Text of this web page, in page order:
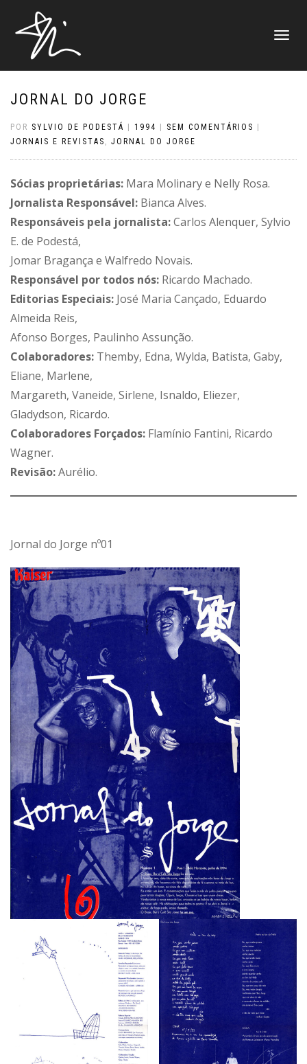
ALTERNAR
JORNAL DO JORGE
POR SYLVIO DE PODESTÁ 1994 SEM COMENTÁRIOS
JORNAIS E REVISTAS , JORNAL DO JORGE
Sócias proprietárias: Mara Molinary e Nelly Rosa.
Jornalista Responsável: Bianca Alves.
Responsáveis pela jornalista:Carlos Alenquer, Sylvio
E. de Podestá,
Jomar Bragança e Walfredo Novais.
Responsável por todos nós: Ricardo Machado.
Editorias Especiais: José Maria Cançado, Eduardo
Almeida Reis,
Afonso Borges, Paulinho Assunção.
Colaboradores: Themby, Edna, Wylda, Batista, Gaby,
Eliane, Marlene,
Margareth, Vaneide, Sirlene, Isnaldo, Eliezer,
Gladydson, Ricardo.
Colaboradores Forçados: Flamínio Fantini, Ricardo
Wagner.
Revisão:Aurélio.
Jornal do Jorge nº01